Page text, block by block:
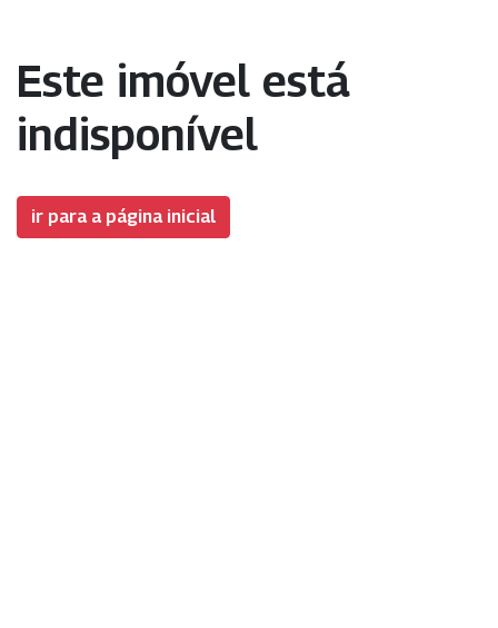
Este imóvel está
indisponível
ir para a página inicial